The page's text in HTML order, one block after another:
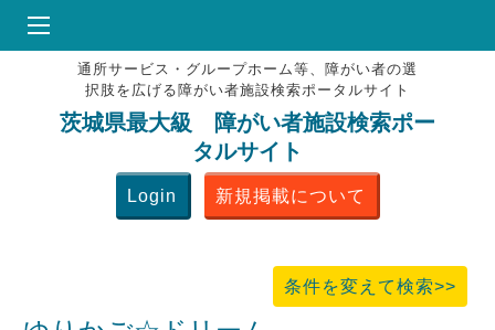
HOME
♥お気にりブックマーク
掲載会員MENU
よくある質問
通所サービス・グループホーム等、障がい者の選
択肢を広げる障がい者施設検索ポータルサイト
茨城県最大級 障がい者施設検索ポー
タルサイト
Login 新規掲載について
条件を変えて検索>>